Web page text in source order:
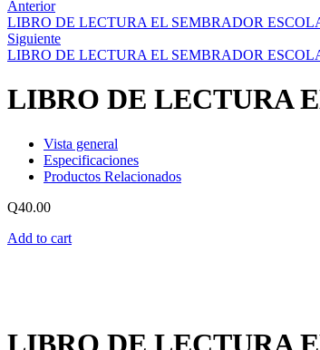
Anterior
LIBRO DE LECTURA EL SEMBRADOR
Siguiente
LIBRO DE LECTURA EL SEMBRADOR
LIBRO DE LECTURA
Vista general
Especificaciones
Productos Relacionados
Q40.00
Add to cart